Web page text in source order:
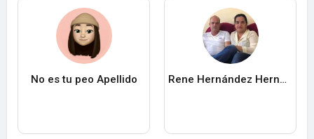
No es tu peo Apellido Rene Hernández Hernández